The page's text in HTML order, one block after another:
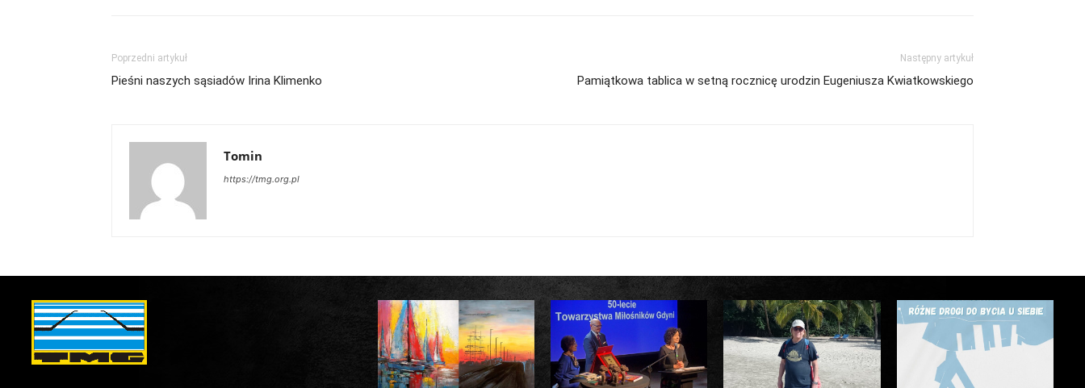
Poprzedni artykuł
Pieśni naszych sąsiadów Irina Klimenko
Następny artykuł
Pamiątkowa tablica w setną rocznicę urodzin Eugeniusza Kwiatkowskiego
Tomin
https://tmg.org.pl